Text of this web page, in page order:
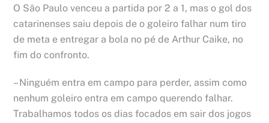
O São Paulo venceu a partida por 2 a 1, mas o gol dos
catarinenses saiu depois de o goleiro falhar num tiro
de meta e entregar a bola no pé de Arthur Caike, no
fim do confronto.
– Ninguém entra em campo para perder, assim como
nenhum goleiro entra em campo querendo falhar.
Trabalhamos todos os dias focados em sair dos jogos